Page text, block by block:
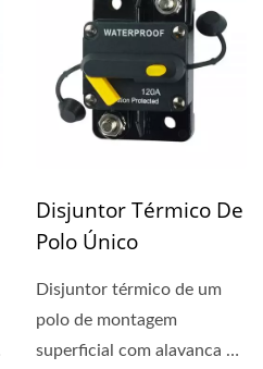
Disjuntor Térmico De
Polo Único
Disjuntor térmico de um
polo de montagem
superficial com alavanca de